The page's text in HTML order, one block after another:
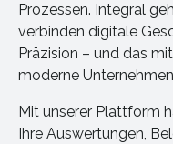
Prozessen. Integral
verbinden digitale
Präzision – und das
moderne
Mit unserer Plattform
Ihre Auswertungen,